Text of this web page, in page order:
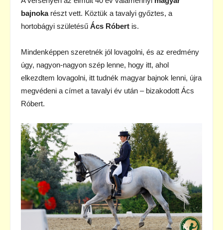
bajnokarészt vett. Köztük a tavalyi győztes, a
hortobágyi születésű Ács Róbert is.
Mindenképpen szeretnék jól lovagolni, és az eredmény
úgy, nagyon-nagyon szép lenne, hogy itt, ahol
elkezdtem lovagolni, itt tudnék magyar bajnok lenni, újra
megvédeni a címet a tavalyi év után – bizakodott Ács
Róbert.